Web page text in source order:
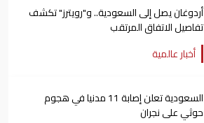
أردوغان يصل إلى السعودية.. و"رويترز" تكشف
تفاصيل الاتفاق المرتقب
أخبار عالمية
السعودية تعلن إصابة 11 مدنيا في هجوم
حوثي على نجران